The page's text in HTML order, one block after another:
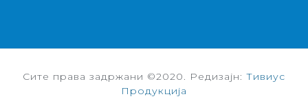
Сите права задржани ©2020. Редизајн: Тивиус
Продукција